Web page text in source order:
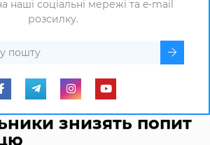
наші соціальні мережі та e-mail
розсилку.
знизять попит